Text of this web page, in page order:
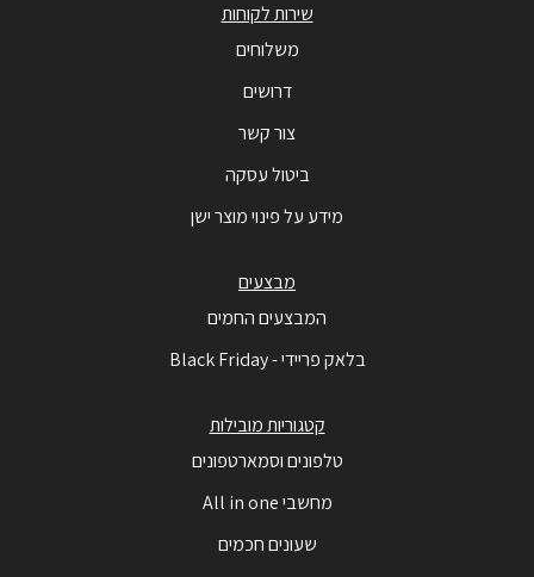
שירות לקוחות
משלוחים
דרושים
צור קשר
ביטול עסקה
מידע על פינוי מוצר ישן
מבצעים
המבצעים החמים
בלאק פריידי - Black Friday
קטגוריות מובילות
טלפונים וסמארטפונים
מחשבי All in one
שעונים חכמים